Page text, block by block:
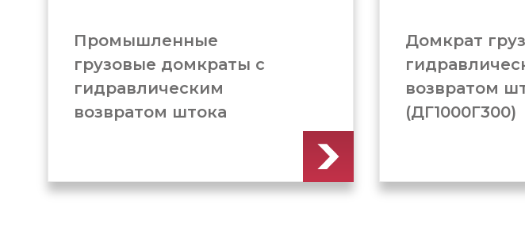
Домкрат грузовой c
гидравлическим
возвратом штока
(ДГ1000Г300)
Домкрат
возвратом
(ДГ1000Г250)